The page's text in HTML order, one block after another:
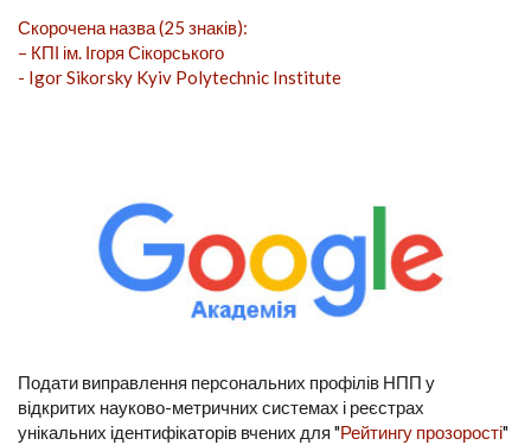
Скорочена назва (25 знаків):
– КПІ ім. Ігоря Сікорського
- Igor Sikorsky Kyiv Polytechnic Institute
Подати виправлення персональних профілів НПП у
відкритих науково-метричних системах і реєстрах
унікальних ідентифікаторів вчених для "Рейтингу прозорості"